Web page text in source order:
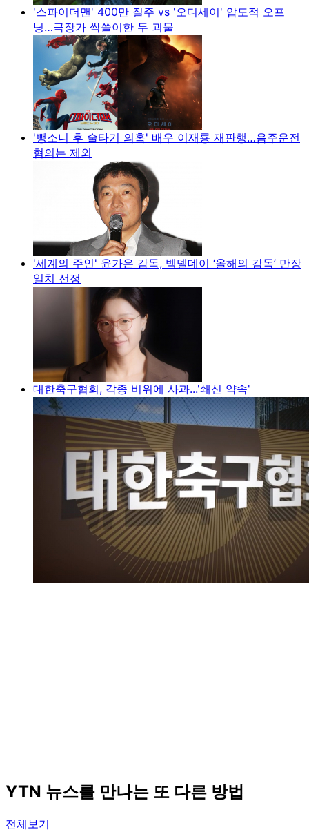
'스파이더맨' 400만 질주 vs '오디세이' 압도적 오프
닝…극장가 싹쓸이한 두 괴물
'뺑소니 후 술타기 의혹' 배우 이재룡 재판행…음주운전
혐의는 제외
'세계의 주인' 윤가은 감독, 벡델데이 ‘올해의 감독’ 만장
일치 선정
대한축구협회, 각종 비위에 사과...'쇄신 약속'
YTN 뉴스를 만나는 또 다른 방법
전체보기